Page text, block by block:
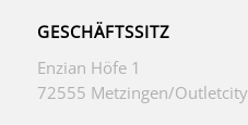
GESCHÄFTSSITZ
Enzian Höfe 1
72555 Metzingen/Outletcity